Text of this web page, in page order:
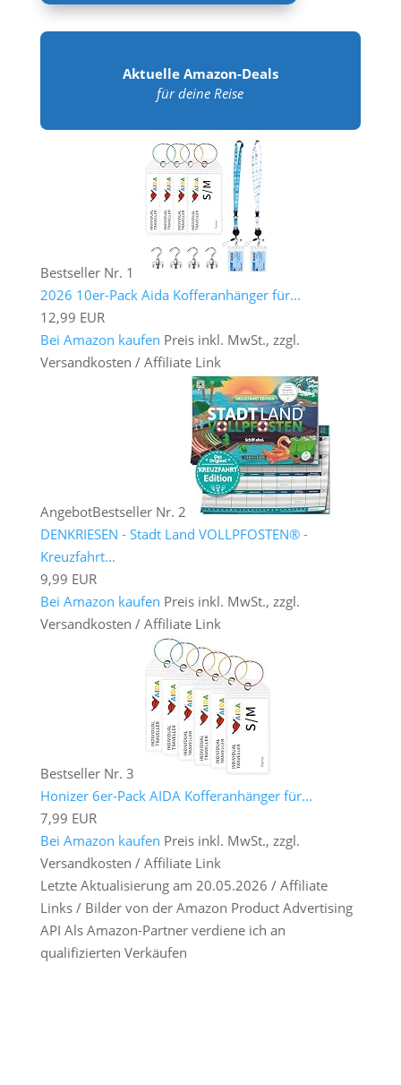
Aktuelle Amazon-Deals
für deine Reise
Bestseller Nr. 1
2026 10er-Pack Aida Kofferanhänger für...
12,99 EUR
Bei Amazon kaufen Preis inkl. MwSt., zzgl.
Versandkosten / Affiliate Link
AngebotBestseller Nr. 2
DENKRIESEN - Stadt Land VOLLPFOSTEN® -
Kreuzfahrt...
9,99 EUR
Bei Amazon kaufen Preis inkl. MwSt., zzgl.
Versandkosten / Affiliate Link
Bestseller Nr. 3
Honizer 6er-Pack AIDA Kofferanhänger für...
7,99 EUR
Bei Amazon kaufen Preis inkl. MwSt., zzgl.
Versandkosten / Affiliate Link
Letzte Aktualisierung am 20.05.2026 / Affiliate
Links / Bilder von der Amazon Product Advertising
API Als Amazon-Partner verdiene ich an
qualifizierten Verkäufen